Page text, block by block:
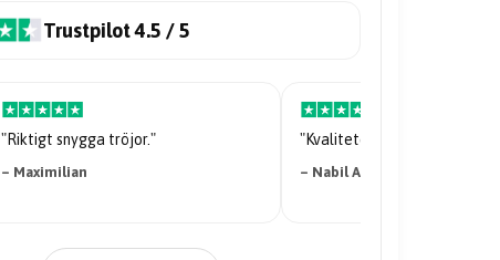
Trustpilot 4.5 / 5
"Riktigt snygga tröjor."
– Maximilian
"Kvaliteten på tröjan är
– Nabil Abdi